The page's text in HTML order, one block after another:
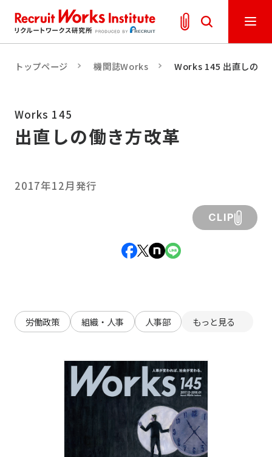
トップページ 機関誌Works Works 145 出直しの働
Works 145
出直しの働き方改革
2017年12月発行
CLIP
労働政策 組織・人事 人事部 もっと見る